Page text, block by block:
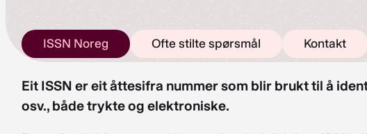
ISSN Noreg Ofte stilte spørsmål Kontakt
Eit ISSN er eit åttesifra nummer som blir brukt til å
osv., både trykte og elektroniske.